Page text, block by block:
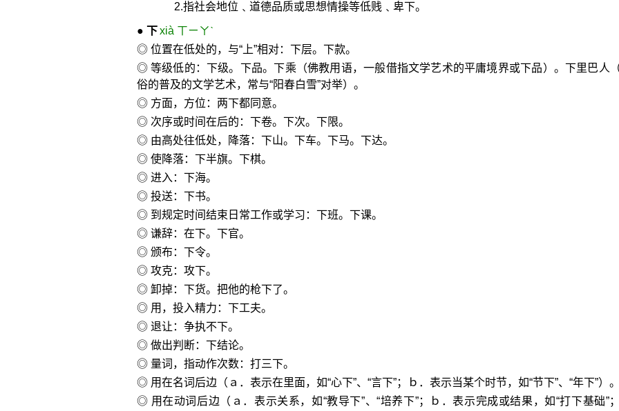
2.指社会地位﹑道德品质或思想情操等低贱﹑卑下。
● 下 xià ㄒㄧㄚˋ
◎ 位置在低处的，与“上”相对：下层。下款。
◎ 等级低的：下级。下品。下乘（佛教用语，一般借指文学艺术的平庸境界或下品）。下里巴人
俗的普及的文学艺术，常与“阳春白雪”对举）。
◎ 方面，方位：两下都同意。
◎ 次序或时间在后的：下卷。下次。下限。
◎ 由高处往低处，降落：下山。下车。下马。下达。
◎ 使降落：下半旗。下棋。
◎ 进入：下海。
◎ 投送：下书。
◎ 到规定时间结束日常工作或学习：下班。下课。
◎ 谦辞：在下。下官。
◎ 颁布：下令。
◎ 攻克：攻下。
◎ 卸掉：下货。把他的枪下了。
◎ 用，投入精力：下工夫。
◎ 退让：争执不下。
◎ 做出判断：下结论。
◎ 量词，指动作次数：打三下。
◎ 用在名词后边（ａ．表示在里面，如“心下”、“言下”；ｂ．表示当某个时节，如“节下”、“年下”）。
◎ 用在动词后边（ａ．表示关系，如“教导下”、“培养下”；ｂ．表示完成或结果，如“打下基础”